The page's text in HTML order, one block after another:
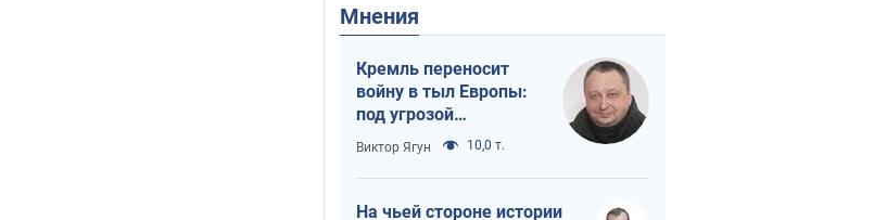
Мнения
Кремль переносит
войну в тыл Европы:
под угрозой
критическая
логистика
Виктор Ягун 10,0 т.
На чьей стороне истории